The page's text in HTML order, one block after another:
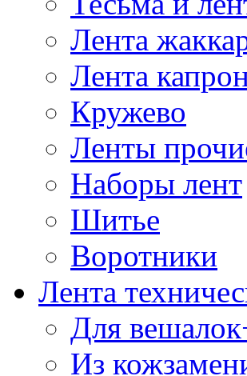
Лента
Лента
Кружево
Ленты
Наборы лент
Шитье
Воротники
Лента
Для
Из